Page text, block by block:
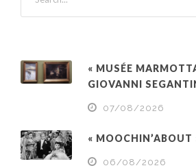
« MUSÉE
GIOVANNI
07/08/2026
«
06/08/2026